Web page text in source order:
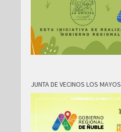
JUNTA DE VECINOS LOS MAYOS